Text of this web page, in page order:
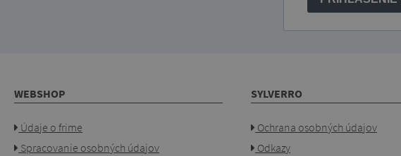
WEBSHOP
Údaje o frime
Spracovanie osobných údajov
SYLVERRO
Ochrana osobných údajov
Odkazy